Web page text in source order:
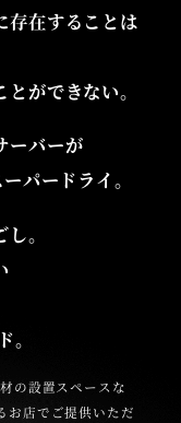
存在することは
ができない。
ーバーが
パードライ。
。
の設置スペースな
お店でご提供いただ